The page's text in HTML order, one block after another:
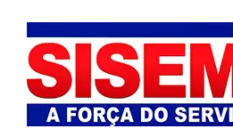
conteúdo
conteúdo